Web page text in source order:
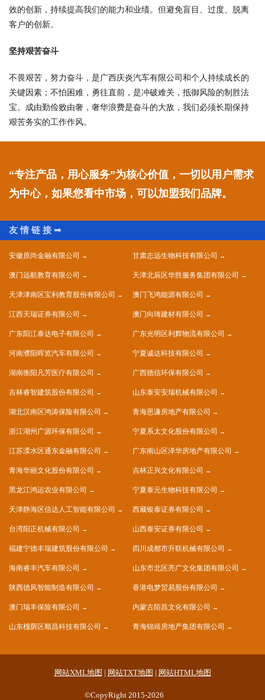
效的创新，持续提高我们的能力和业绩。但避免盲目、过度、脱离
客户的创新。
坚持艰苦奋斗
不畏艰苦，努力奋斗，是广西庆炎汽车有限公司和个人持续成长的
关键因素；不怕困难，勇往直前，是冲破难关，抵御风险的制胜法
宝。成由勤俭败由奢，奢华浪费是奋斗的大敌，我们必须长期保持
艰苦务实的工作作风。
“专注产品，用心服务”为核心价值，一切以用户需求
为中心，如果您看中市场，可以加盟我们品牌。
安徽原尚金融有限公司 甘肃志远生物科技有限公司
澳门远航教育有限公司 天津北辰区华胜服务集团有限公司
天津津南区宝利教育股份有限公司 澳门飞鸿能源有限公司
江西天瑞证券有限公司 澳门向琦建材有限公司
广东阳江泰达电子有限公司 广东光明区利辉物流有限公司
河南濮阳晖览汽车有限公司 宁夏诚达科技有限公司
湖南衡阳凡芳医疗有限公司 广西德信环保有限公司
吉林睿智建筑股份有限公司 山东泰安安瑞机械有限公司
湖北汉南区鸿涛保险有限公司 青海恩谦房地产有限公司
浙江湖州广源环保有限公司 宁夏系太文化股份有限公司
江苏溧水区通东金融有限公司 广东南山区泽华房地产有限公司
青海华丽文化股份有限公司 吉林正兴文化有限公司
黑龙江鸿运农业有限公司 宁夏泰元生物科技有限公司
天津静海区信达人工智能有限公司 西藏银泰证券有限公司
台湾阳正机械有限公司 山西泰安证券有限公司
福建宁德丰瑞建筑股份有限公司 四川成都市升联机械有限公司
海南睿丰汽车有限公司 山东市北区亮广文化集团有限公司
陕西德风智能制造有限公司 香港电梦贸易股份有限公司
澳门瑞丰保险有限公司 内蒙古陌昌文化有限公司
山东槐荫区顺昌科技有限公司 青海锦靖房地产集团有限公司
网站XML地图 | 网站TXT地图 | 网站HTML地图
©CopyRight 2015-2026